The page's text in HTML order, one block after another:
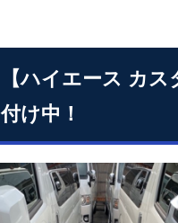
【ハイエース カ
付け中！